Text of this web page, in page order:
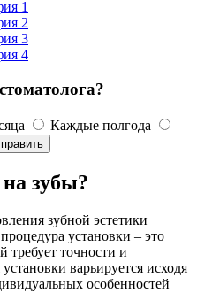
Каждые полгода
зубы?
зубной эстетики
установки – это
требует точности и
варьируется исходя
особенностей